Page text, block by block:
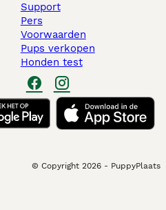
Support
Pers
Voorwaarden
Pups verkopen
Honden test
© Copyright 2026 - PuppyPlaats